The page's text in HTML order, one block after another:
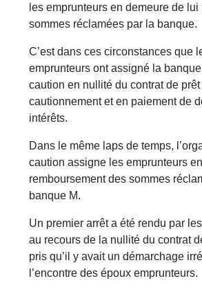
les emprunteurs en demeure de
sommes réclamées par la banque.
C’est dans ces circonstances que
emprunteurs ont assigné la
caution en nullité du contrat de prêt
cautionnement et en paiement de
intérêts.
Dans le même laps de temps,
caution assigne les emprunteurs en
remboursement des sommes
banque M.
Un premier arrêt a été rendu par
au recours de la nullité du contrat
pris qu’il y avait un démarchage
l’encontre des époux emprunteurs.